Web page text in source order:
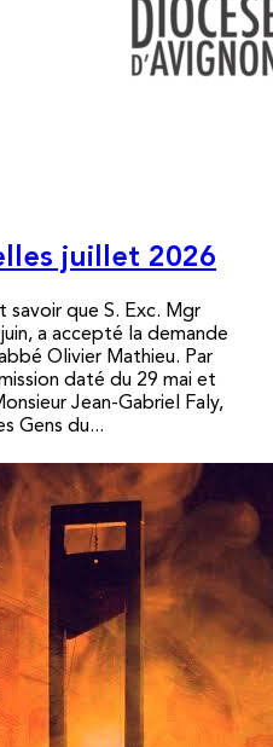
juillet 2026
savoir que S. Exc. Mgr
a accepté la demande
Olivier Mathieu. Par
daté du 29 mai et
Jean-Gabriel Faly,
Gens du...